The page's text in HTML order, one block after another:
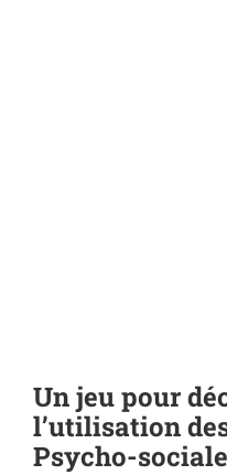
Un jeu pour
l’utilisation
Psycho-